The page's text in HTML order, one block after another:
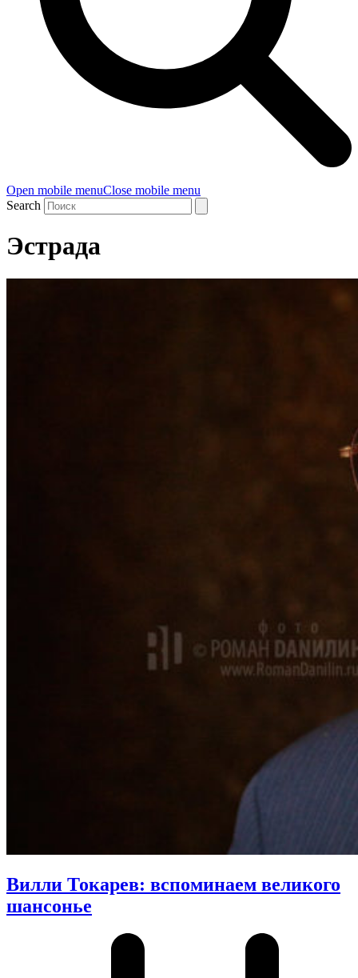
Open mobile menuClose mobile menu
Search
Эстрада
Вилли Токарев: вспоминаем великого
шансонье